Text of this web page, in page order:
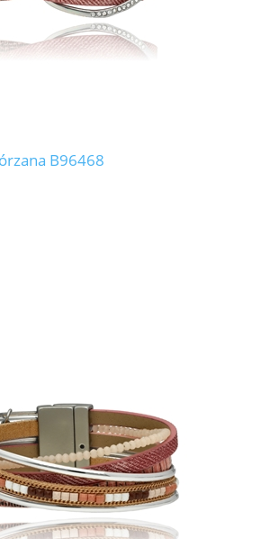
B96468